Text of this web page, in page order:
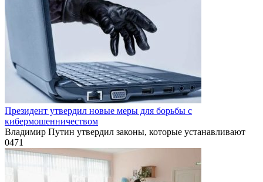
Президент утвердил новые меры для борьбы с
кибермошенничеством
Владимир Путин утвердил законы, которые устанавливают
0471